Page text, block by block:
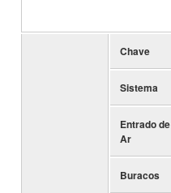
Chave
Sistema
Entrado de
Ar
Buracos